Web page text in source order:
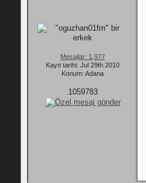
Mesajlar: 1,977
Kayıt tarihi: Jul 29th 2010
Konum: Adana
1059783